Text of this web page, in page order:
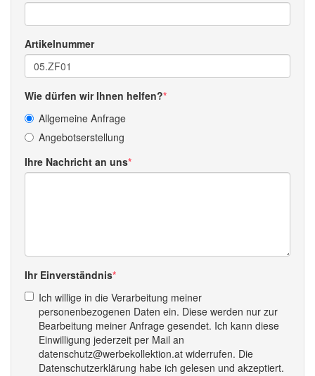
Artikelnummer
Wie dürfen wir Ihnen helfen?
Allgemeine Anfrage
Angebotserstellung
Ihre Nachricht an uns
Ihr Einverständnis
Ich willige in die Verarbeitung meiner
personenbezogenen Daten ein. Diese werden nur zur
Bearbeitung meiner Anfrage gesendet. Ich kann diese
Einwilligung jederzeit per Mail an
datenschutz@werbekollektion.at widerrufen. Die
Datenschutzerklärung habe ich gelesen und akzeptiert.